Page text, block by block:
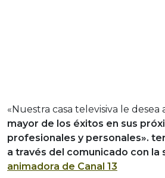
«Nuestra casa televisiva le desea
mayor de los éxitos en sus
profesionales y personales».
a través del comunicado con la
animadora de Canal 13